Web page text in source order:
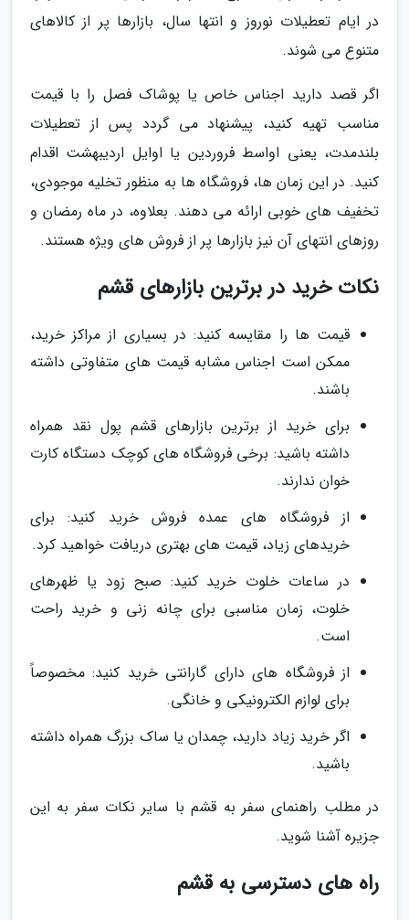
در ایام تعطیلات نوروز و انتها سال، بازارها پر از کالاهای
متنوع می شوند.
اگر قصد دارید اجناس خاص یا پوشاک فصل را با قیمت
مناسب تهیه کنید، پیشنهاد می گردد پس از تعطیلات
بلندمدت، یعنی اواسط فروردین یا اوایل اردیبهشت اقدام
کنید. در این زمان ها، فروشگاه ها به منظور تخلیه موجودی،
تخفیف های خوبی ارائه می دهند. بعلاوه، در ماه رمضان و
روزهای انتهای آن نیز بازارها پر از فروش های ویژه هستند.
نکات خرید در برترین بازارهای قشم
قیمت ها را مقایسه کنید: در بسیاری از مراکز خرید،
ممکن است اجناس مشابه قیمت های متفاوتی داشته
باشند.
برای خرید از برترین بازارهای قشم پول نقد همراه
داشته باشید: برخی فروشگاه های کوچک دستگاه کارت
خوان ندارند.
از فروشگاه های عمده فروش خرید کنید: برای
خریدهای زیاد، قیمت های بهتری دریافت خواهید کرد.
در ساعات خلوت خرید کنید: صبح زود یا ظهرهای
خلوت، زمان مناسبی برای چانه زنی و خرید راحت
است.
از فروشگاه های دارای گارانتی خرید کنید: مخصوصاً
برای لوازم الکترونیکی و خانگی.
اگر خرید زیاد دارید، چمدان یا ساک بزرگ همراه داشته
باشید.
در مطلب راهنمای سفر به قشم با سایر نکات سفر به این
جزیره آشنا شوید.
راه های دسترسی به قشم